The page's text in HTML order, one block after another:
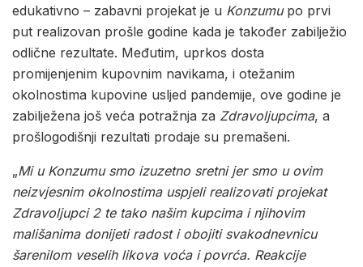
edukativno – zabavni projekat je u Konzumupo prvi
put realizovan prošle godine kada je također zabilježio
odlične rezultate. Međutim, uprkos dosta
promijenjenim kupovnim navikama, i otežanim
okolnostima kupovine usljed pandemije, ove godine je
zabilježena još veća potražnja za Zdravoljupcima, a
prošlogodišnji rezultati prodaje su premašeni.
„Mi u Konzumu smo izuzetno sretni jer smo u ovim
neizvjesnim okolnostima uspjeli realizovati projekat
Zdravoljupci 2 te tako našim kupcima i njihovim
mališanima donijeti radost i obojiti svakodnevnicu
šarenilom veselih likova voća i povrća. Reakcije